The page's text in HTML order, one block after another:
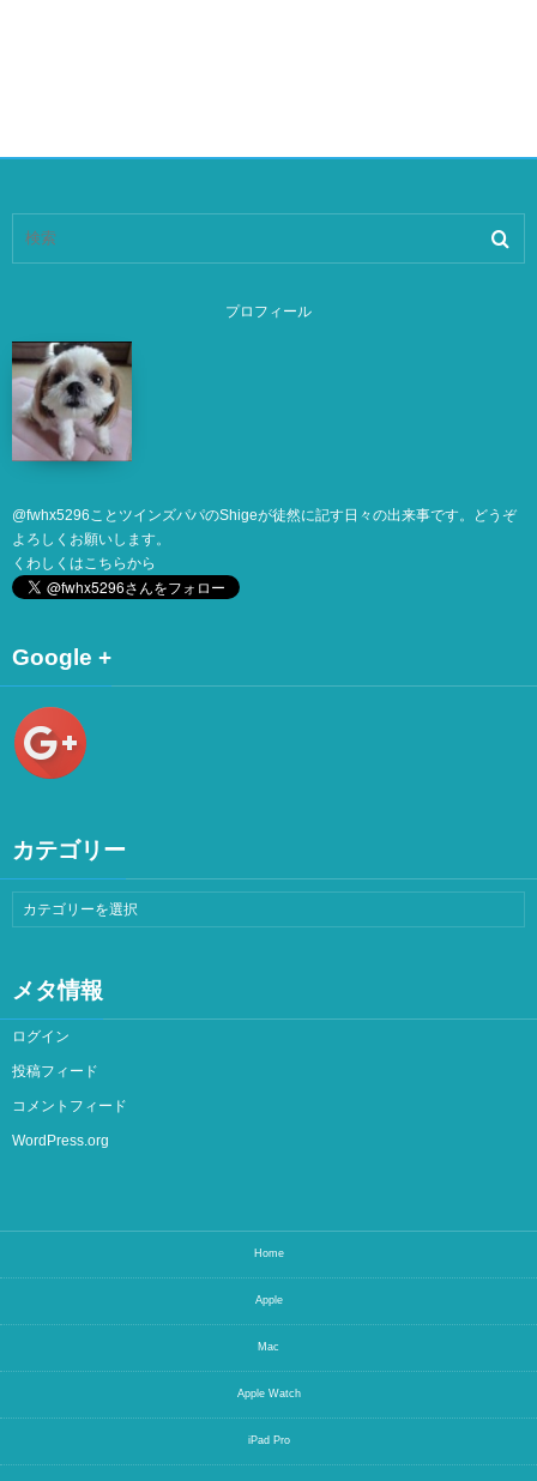
プロフィール
@fwhx5296 ことツインズパパのShigeが徒然に記す日々の出来事です。どうぞ
よろしくお願いします。
くわしくは こちらから
Google +
カテゴリー
メタ情報
ログイン
投稿フィード
コメントフィード
WordPress.org
Home
Apple
Mac
Apple Watch
iPad Pro